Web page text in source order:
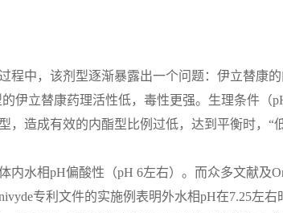
程中，该剂型逐渐暴露出一个问题：伊立替康
伊立替康药理活性低，毒性更强。生理条件（pH
造成有效的内酯型比例过低，达到平衡时，“
水相pH偏酸性（pH 6左右）。而众多文献及
专利文件的实施例表明外水相pH在7.25左右